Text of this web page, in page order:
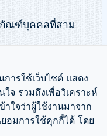
ภัณฑ์บุคคลที่สาม
ารใช้เว็บไซต์ แสดง
จ รวมถึงเพื่อวิเคราะห์
าใจว่าผู้ใช้งานมาจาก
อมการใช้คุกกี้ได้ โดย